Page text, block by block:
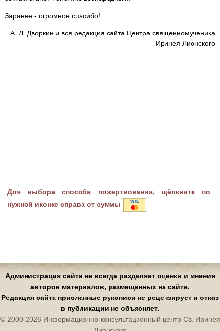
Заранее - огромное спасибо!
А. Л. Дворкин и вся редакция сайта Центра священномученика
Иринея Лионского
Для выбора способа пожертвования, щёлкните по
нужной иконке справа от суммы
Администрация сайта не всегда разделяет оценки и мнения
авторов материалов, размещенных на сайте.
Редакция сайта присланные рукописи не рецензирует и отказ
в публикации не объясняет.
© 2000-2026 Информационно-консультационный центр Св. Иринея